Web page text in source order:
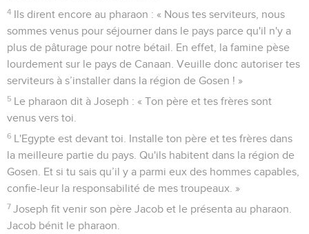
4 Ils dirent encore au pharaon : « Nous tes serviteurs, nous
sommes venus pour séjourner dans le pays parce qu'il n'y a
plus de pâturage pour notre bétail. En effet, la famine pèse
lourdement sur le pays de Canaan. Veuille donc autoriser tes
serviteurs à s’installer dans la région de Gosen ! »
5 Le pharaon dit à Joseph : « Ton père et tes frères sont
venus vers toi.
6 L'Egypte est devant toi. Installe ton père et tes frères dans
la meilleure partie du pays. Qu'ils habitent dans la région de
Gosen. Et si tu sais qu’il y a parmi eux des hommes capables,
confie-leur la responsabilité de mes troupeaux. »
7 Joseph fit venir son père Jacob et le présenta au pharaon.
Jacob bénit le pharaon.